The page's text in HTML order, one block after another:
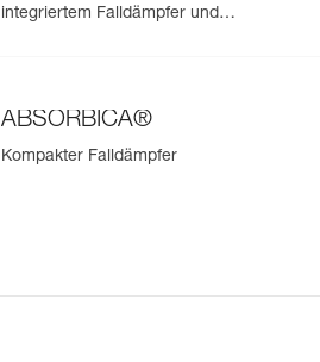
integriertem Falldämpfer und
ABSORBICA®
Kompakter Falldämpfer